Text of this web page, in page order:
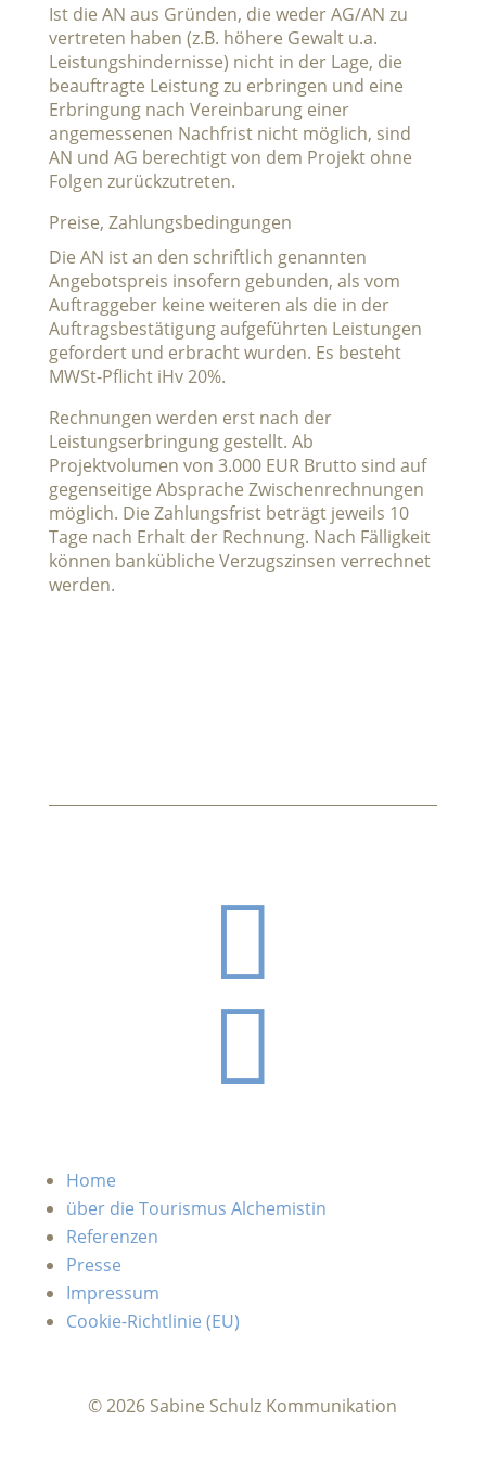
Ist die AN aus Gründen, die weder AG/AN zu
vertreten haben (z.B. höhere Gewalt u.a.
Leistungshindernisse) nicht in der Lage, die
beauftragte Leistung zu erbringen und eine
Erbringung nach Vereinbarung einer
angemessenen Nachfrist nicht möglich, sind
AN und AG berechtigt von dem Projekt ohne
Folgen zurückzutreten.
Preise, Zahlungsbedingungen
Die AN ist an den schriftlich genannten
Angebotspreis insofern gebunden, als vom
Auftraggeber keine weiteren als die in der
Auftragsbestätigung aufgeführten Leistungen
gefordert und erbracht wurden. Es besteht
MWSt-Pflicht iHv 20%.
Rechnungen werden erst nach der
Leistungserbringung gestellt. Ab
Projektvolumen von 3.000 EUR Brutto sind auf
gegenseitige Absprache Zwischenrechnungen
möglich. Die Zahlungsfrist beträgt jeweils 10
Tage nach Erhalt der Rechnung. Nach Fälligkeit
können bankübliche Verzugszinsen verrechnet
werden.


Home
über die Tourismus Alchemistin
Referenzen
Presse
Impressum
Cookie-Richtlinie (EU)
© 2026 Sabine Schulz Kommunikation